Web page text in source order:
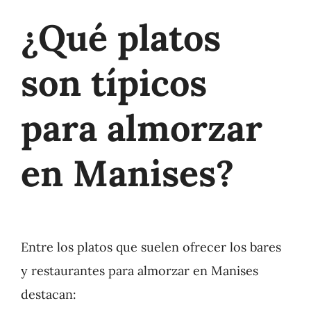
¿Qué platos
son típicos
para almorzar
en Manises?
Entre los platos que suelen ofrecer los bares
y restaurantes para almorzar en Manises
destacan: